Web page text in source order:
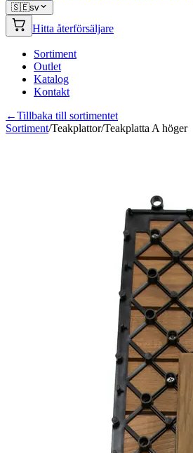
🇸🇪sv
Hitta återförsäljare
Sortiment
Outlet
Katalog
Kontakt
←Tillbaka till sortimentet
Sortiment/Teakplattor/Teakplatta A höger